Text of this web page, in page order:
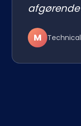
afgørende
M